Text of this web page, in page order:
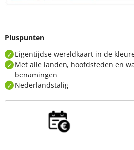
Pluspunten
Eigentijdse wereldkaart in de
Met alle landen, hoofdsteden en
benamingen
Nederlandstalig